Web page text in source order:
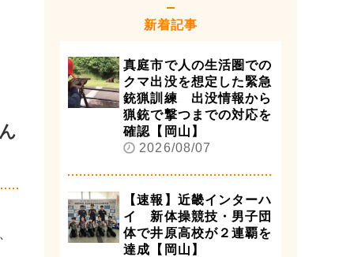
新着記事
真庭市で人の生活圏での
クマ出没を想定した緊急
銃猟訓練 出没情報から
猟銃で撃つまでの対応を
確認【岡山】
2026/08/07
【速報】近畿インターハ
イ 新体操競技・男子団
体で井原高校が２連覇を
達成【岡山】